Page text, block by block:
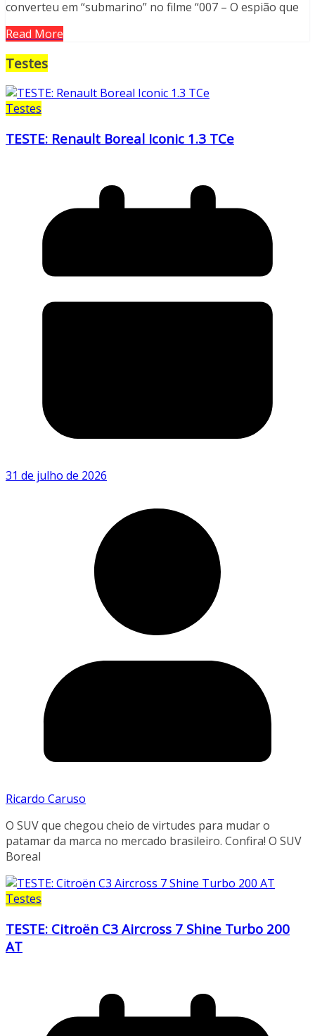
converteu em “submarino” no filme “007 – O espião que
Read More
Testes
Testes
TESTE: Renault Boreal Iconic 1.3 TCe
31 de julho de 2026
Ricardo Caruso
O SUV que chegou cheio de virtudes para mudar o
patamar da marca no mercado brasileiro. Confira! O SUV
Boreal
Testes
TESTE: Citroën C3 Aircross 7 Shine Turbo 200
AT